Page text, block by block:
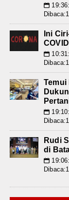
📅
Ini
📅
Temui
📅
Rudi
di
📅